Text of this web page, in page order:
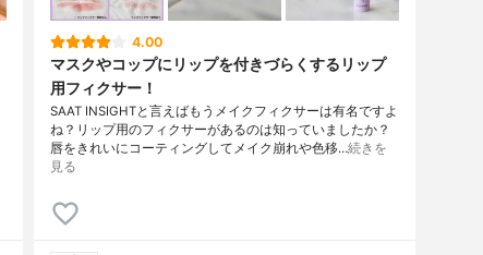
4.00
マスクやコップにリップを付きづらくするリップ
用フィクサー！
SAAT INSIGHTと言えばもうメイクフィクサーは有名ですよ
ね？リップ用のフィクサーがあるのは知っていましたか？
唇をきれいにコーティングしてメイク崩れや色移…続きを
見る